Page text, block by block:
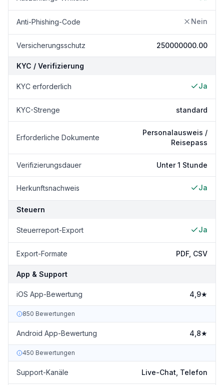
Anti-Phishing-Code Nein
Versicherungsschutz 250000000.00
KYC / Verifizierung
KYC erforderlich Ja
KYC-Strenge standard
Erforderliche Dokumente
Personalausweis /
Reisepass
Verifizierungsdauer Unter 1 Stunde
Herkunftsnachweis Ja
Steuern
Steuerreport-Export Ja
Export-Formate PDF, CSV
App & Support
iOS App-Bewertung 4,9★
850 Bewertungen
Android App-Bewertung 4,8★
450 Bewertungen
Support-Kanäle Live-Chat, Telefon